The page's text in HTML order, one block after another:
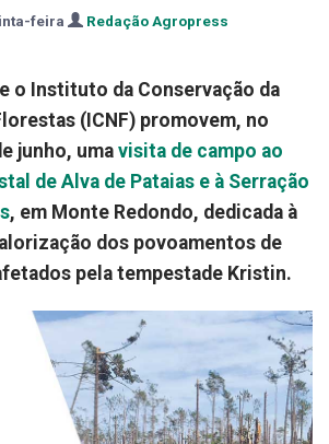
feira
Redação Agropress
o Instituto da Conservação da
(ICNF) promovem, no
junho, uma visita de campo ao
de Alva de Pataias e à Serração
, em Monte Redondo, dedicada à
dos povoamentos de
pela tempestade Kristin.